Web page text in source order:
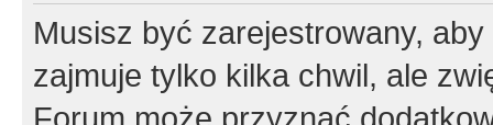
Musisz być zarejestrowany,
zajmuje tylko kilka chwil, ale
Forum może przyznać